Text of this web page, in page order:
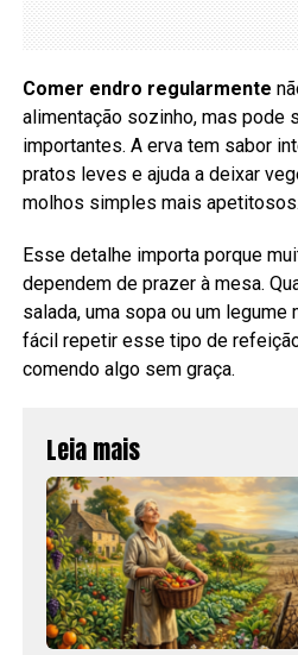
Comer endro regularmente
alimentação sozinho, mas pode
importantes. A erva tem sabor
pratos leves e ajuda a deixar
molhos simples mais apetitosos.
Esse detalhe importa porque
dependem de prazer à mesa.
salada, uma sopa ou um
fácil repetir esse tipo de
comendo algo sem graça.
Leia mais